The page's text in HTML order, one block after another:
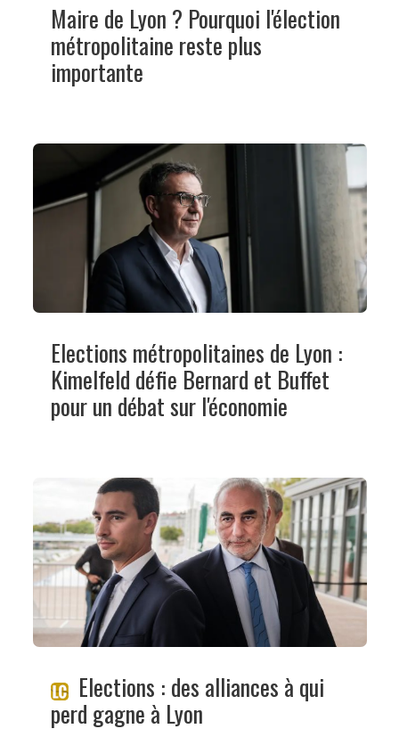
Maire de Lyon ? Pourquoi l'élection
métropolitaine reste plus
importante
Elections métropolitaines de Lyon :
Kimelfeld défie Bernard et Buffet
pour un débat sur l'économie
Elections : des alliances à qui
perd gagne à Lyon